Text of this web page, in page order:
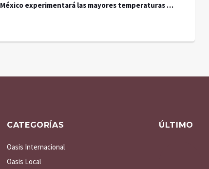
México experimentará las mayores temperaturas de
CATEGORÍAS
Oasis Internacional
Oasis Local
ÚLTIMO